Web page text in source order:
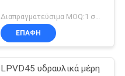
ΕΠΑΦΉ
LPVD45 υδραυλικά μέρη